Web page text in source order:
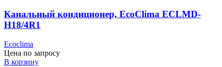
Канальный кондиционер, EcoClima ECLMD-
H18/4R1
Ecoclima
Цена по запросу
В корзину